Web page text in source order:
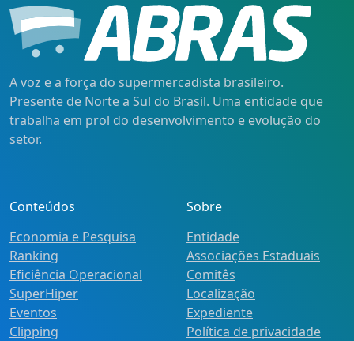
A voz e a força do supermercadista brasileiro.
Presente de Norte a Sul do Brasil. Uma entidade que
trabalha em prol do desenvolvimento e evolução do
setor.
Conteúdos
Economia e Pesquisa
Ranking
Eficiência Operacional
SuperHiper
Eventos
Clipping
Sobre
Entidade
Associações Estaduais
Comitês
Localização
Expediente
Política de privacidade